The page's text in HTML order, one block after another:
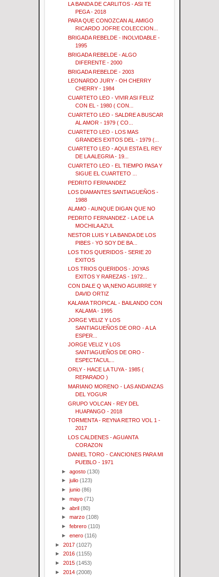
LA BANDA DE CARLITOS - ASI TE
PEGA - 2018
PARA QUE CONOZCAN AL AMIGO
RICARDO JOFRE COLECCION...
BRIGADA REBELDE - INOLVIDABLE -
1995
BRIGADA REBELDE - ALGO
DIFERENTE - 2000
BRIGADA REBELDE - 2003
LEONARDO JURY - OH CHERRY
CHERRY - 1984
CUARTETO LEO - VIVIR ASI FELIZ
CON EL - 1980 ( CON...
CUARTETO LEO - SALDRE A BUSCAR
AL AMOR - 1979 ( CO...
CUARTETO LEO - LOS MAS
GRANDES EXITOS DEL - 1979 (...
CUARTETO LEO - AQUI ESTA EL REY
DE LA ALEGRIA - 19...
CUARTETO LEO - EL TIEMPO PASA Y
SIGUE EL CUARTETO ...
PEDRITO FERNANDEZ
LOS DIAMANTES SANTIAGUEÑOS -
1988
ALAMO - AUNQUE DIGAN QUE NO
PEDRITO FERNANDEZ - LA DE LA
MOCHILA AZUL
NESTOR LUIS Y LA BANDA DE LOS
PIBES - YO SOY DE BA...
LOS TIOS QUERIDOS - SERIE 20
EXITOS
LOS TRIOS QUERIDOS - JOYAS
EXITOS Y RAREZAS - 1972...
CON DALE Q VA,NENO AGUIRRE Y
DAVID ORTIZ
KALAMA TROPICAL - BAILANDO CON
KALAMA - 1995
JORGE VELIZ Y LOS
SANTIAGUEÑOS DE ORO - A LA
ESPER...
JORGE VELIZ Y LOS
SANTIAGUEÑOS DE ORO -
ESPECTACUL...
ORLY - HACE LA TUYA - 1985 (
REPARADO )
MARIANO MORENO - LAS ANDANZAS
DEL YOGUR
GRUPO VOLCAN - REY DEL
HUAPANGO - 2018
TORMENTA - REYNA RETRO VOL 1 -
2017
LOS CALDENES - AGUANTA
CORAZON
DANIEL TORO - CANCIONES PARA MI
PUEBLO - 1971
►agosto (130)
►julio (123)
►junio (86)
►mayo (71)
►abril (80)
►marzo (108)
►febrero (110)
►enero (116)
► 2017 (1027)
► 2016 (1155)
► 2015 (1453)
► 2014 (2008)